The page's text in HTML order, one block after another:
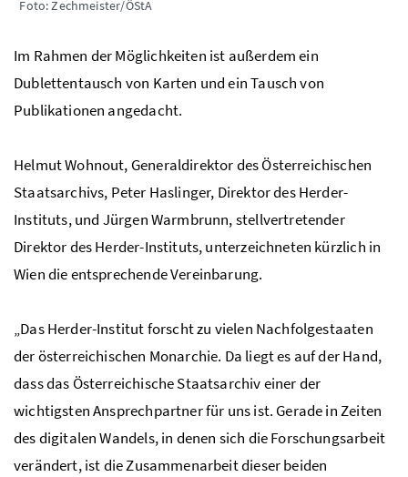
Foto: Zechmeister/ÖStA
Im Rahmen der Möglichkeiten ist außerdem ein
Dublettentausch von Karten und ein Tausch von
Publikationen angedacht.
Helmut Wohnout, Generaldirektor des Österreichischen
Staatsarchivs, Peter Haslinger, Direktor des Herder-
Instituts, und Jürgen Warmbrunn, stellvertretender
Direktor des Herder-Instituts, unterzeichneten kürzlich in
Wien die entsprechende Vereinbarung.
„Das Herder-Institut forscht zu vielen Nachfolgestaaten
der österreichischen Monarchie. Da liegt es auf der Hand,
dass das Österreichische Staatsarchiv einer der
wichtigsten Ansprechpartner für uns ist. Gerade in Zeiten
des digitalen Wandels, in denen sich die Forschungsarbeit
verändert, ist die Zusammenarbeit dieser beiden